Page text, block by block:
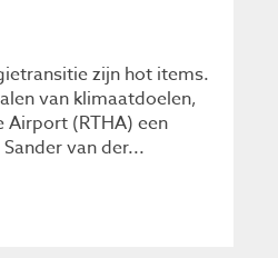
zijn hot items.
van klimaatdoelen,
Airport (RTHA) een
van der...